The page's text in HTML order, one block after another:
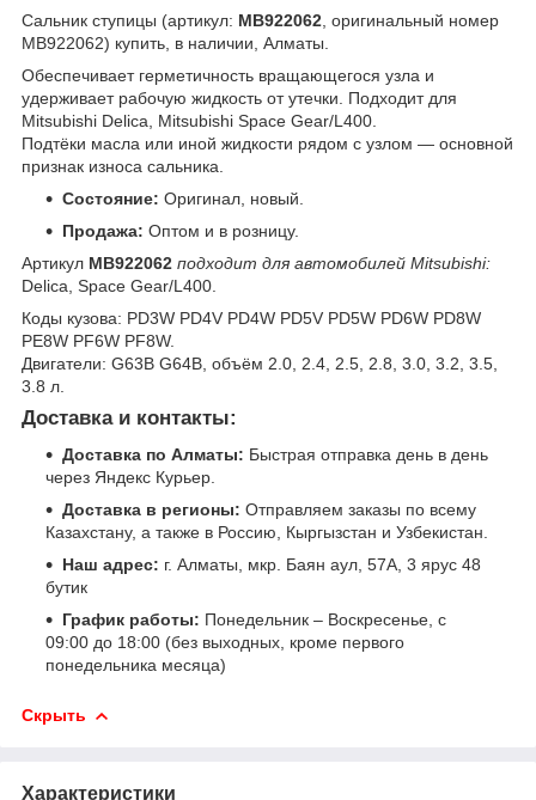
Сальник ступицы (артикул: MB922062 , оригинальный номер
MB922062) купить, в наличии, Алматы.
Обеспечивает герметичность вращающегося узла и
удерживает рабочую жидкость от утечки. Подходит для
Mitsubishi Delica, Mitsubishi Space Gear/L400.
Подтёки масла или иной жидкости рядом с узлом — основной
признак износа сальника.
Состояние: Оригинал, новый.
Продажа: Оптом и в розницу.
Артикул MB922062 подходит для автомобилей Mitsubishi:
Delica, Space Gear/L400.
Коды кузова: PD3W PD4V PD4W PD5V PD5W PD6W PD8W
PE8W PF6W PF8W.
Двигатели: G63B G64B, объём 2.0, 2.4, 2.5, 2.8, 3.0, 3.2, 3.5,
3.8 л.
Доставка и контакты:
Доставка по Алматы: Быстрая отправка день в день
через Яндекс Курьер.
Доставка в регионы: Отправляем заказы по всему
Казахстану, а также в Россию, Кыргызстан и Узбекистан.
Наш адрес: г. Алматы, мкр. Баян аул, 57А, 3 ярус 48
бутик
График работы: Понедельник – Воскресенье, с
09:00 до 18:00 (без выходных, кроме первого
понедельника месяца)
Скрыть
Характеристики